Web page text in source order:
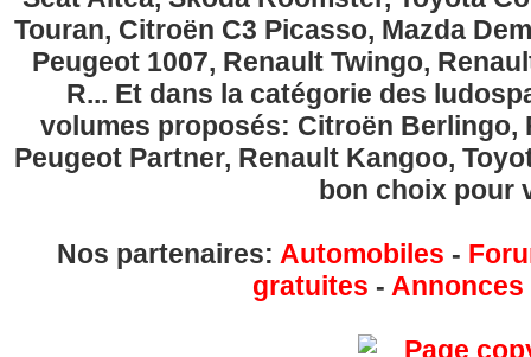
Touran, Citroën C3 Picasso, Mazda
Peugeot 1007, Renault Twingo,
R... Et dans la catégorie des
volumes proposés: Citroën Berlingo,
Peugeot Partner, Renault Kangoo,
bon choix pour
Nos partenaires: Automobiles -
gratuites -